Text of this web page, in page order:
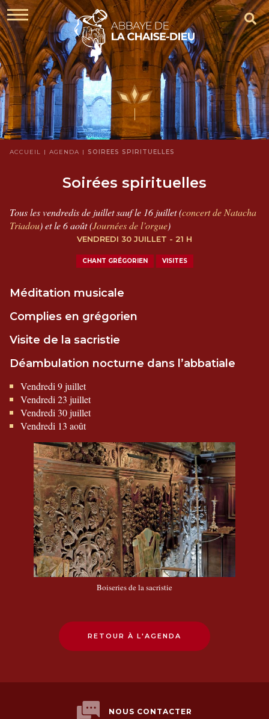
ACCUEIL AGENDA SOIRÉES SPIRITUELLES
Soirées spirituelles
Tous les vendredis de juillet sauf le 16 juillet (concert de Natacha
Triadou) et le 6 août (Journées de l’orgue)
VENDREDI 30 JUILLET - 21 H
CHANT GRÉGORIEN VISITES
Méditation musicale
Complies en grégorien
Visite de la sacristie
Déambulation nocturne dans l’abbatiale
Vendredi 9 juillet
Vendredi 23 juillet
Vendredi 30 juillet
Vendredi 13 août
Boiseries de la sacristie
RETOUR À L'AGENDA
NOUS CONTACTER